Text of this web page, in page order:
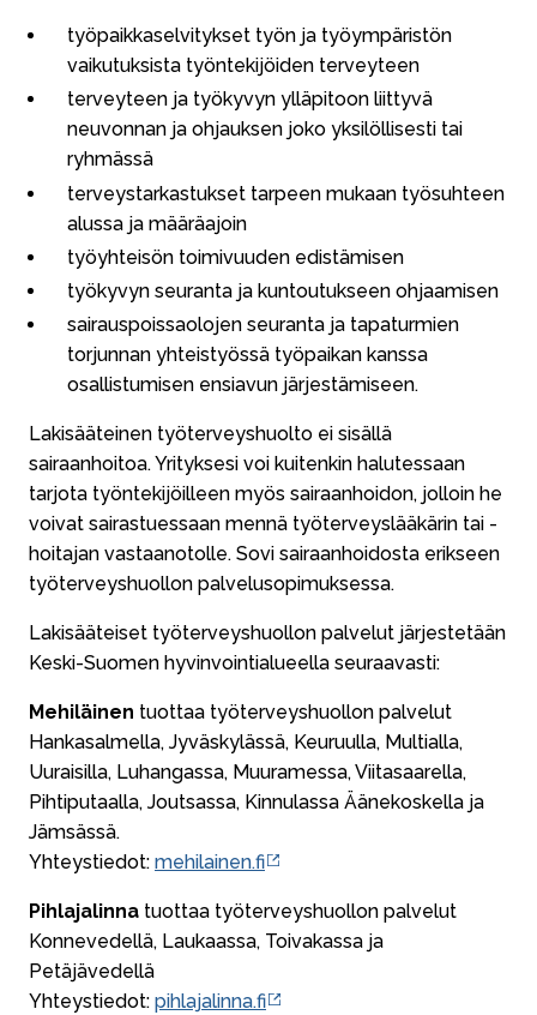
työpaikkaselvitykset työn ja työympäristön
vaikutuksista työntekijöiden terveyteen
terveyteen ja työkyvyn ylläpitoon liittyvä
neuvonnan ja ohjauksen joko yksilöllisesti tai
ryhmässä
terveystarkastukset tarpeen mukaan työsuhteen
alussa ja määräajoin
työyhteisön toimivuuden edistämisen
työkyvyn seuranta ja kuntoutukseen ohjaamisen
sairauspoissaolojen seuranta ja tapaturmien
torjunnan yhteistyössä työpaikan kanssa
osallistumisen ensiavun järjestämiseen.
Lakisääteinen työterveyshuolto ei sisällä
sairaanhoitoa. Yrityksesi voi kuitenkin halutessaan
tarjota työntekijöilleen myös sairaanhoidon, jolloin he
voivat sairastuessaan mennä työterveyslääkärin tai -
hoitajan vastaanotolle. Sovi sairaanhoidosta erikseen
työterveyshuollon palvelusopimuksessa.
Lakisääteiset työterveyshuollon palvelut järjestetään
Keski-Suomen hyvinvointialueella seuraavasti:
Mehiläinen tuottaa työterveyshuollon palvelut
Hankasalmella, Jyväskylässä, Keuruulla, Multialla,
Uuraisilla, Luhangassa, Muuramessa, Viitasaarella,
Pihtiputaalla, Joutsassa, Kinnulassa Äänekoskella ja
Jämsässä.
Yhteystiedot: mehilainen.fi
Pihlajalinna tuottaa työterveyshuollon palvelut
Konnevedellä, Laukaassa, Toivakassa ja
Petäjävedellä
Yhteystiedot: pihlajalinna.fi